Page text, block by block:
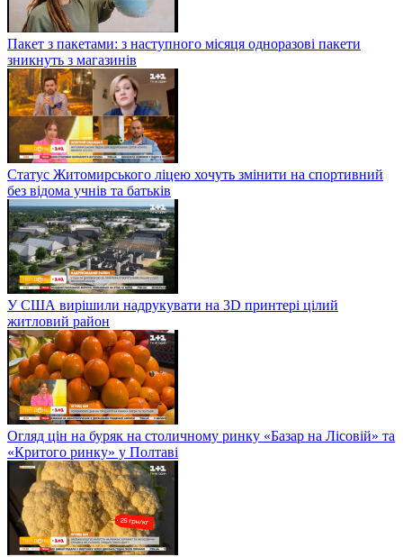
Пакет з пакетами: з наступного місяця одноразові пакети
зникнуть з магазинів
Статус Житомирського ліцею хочуть змінити на спортивний
без відома учнів та батьків
У США вирішили надрукувати на 3D принтері цілий
житловий район
Огляд цін на буряк на столичному ринку «Базар на Лісовій» та
«Критого ринку» у Полтаві